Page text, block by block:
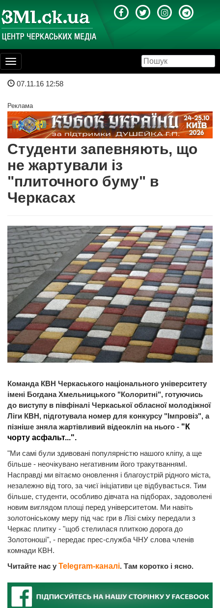
Toggle
navigation
07.11.16 12:58
Реклама
Студенти запевняють, що
не жартували із
"плиточного буму" в
Черкасах
Команда КВН Черкаського національного університету
імені Богдана Хмельницького "Колоритні", готуючись
до виступу в півфіналі Черкаської обласної молодіжної
Ліги КВН, підготувала номер для конкурсу "Імпровіз", а
пізніше зняла жартівливий відеокліп на нього - "К
чорту асфальт...".
"Ми самі були здивовані популярністю нашого кліпу, а ще
більше - неочікувано негативним його тракутваннямІ.
Насправді ми вітаємо оновлення і благоустрій рідного міста,
незалежно від того, за чиєї ініціативи це відбувається. Тим
більше, студенти, особливо дівчата на підборах, задоволені
новим виглядом площі перед університетом. Ми навіть
золотоніському меру під час гри в Лізі сміху передали з
Черкас плитку - "щоб стелилася плиткою дорога до
Золотоноші", - передає прес-служба ЧНУ слова членів
комнади КВН.
Читайте нас у Telegram-каналі. Там коротко і ясно.